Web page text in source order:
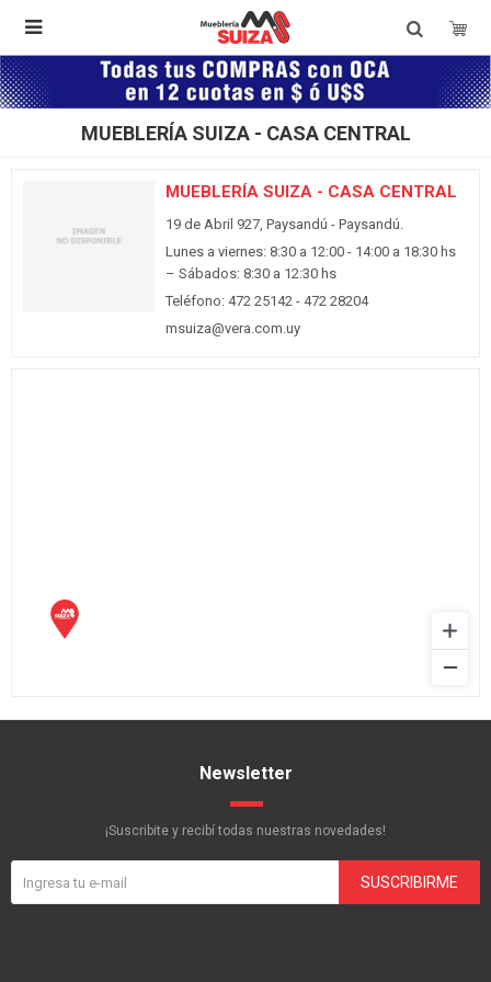

MUEBLERÍA SUIZA - CASA CENTRAL
MUEBLERÍA SUIZA - CASA CENTRAL
19 de Abril 927, Paysandú - Paysandú.
Lunes a viernes: 8:30 a 12:00 - 14:00 a 18:30 hs
– Sábados: 8:30 a 12:30 hs
Teléfono: 472 25142 - 472 28204
msuiza@vera.com.uy
Newsletter
¡Suscribite y recibí todas nuestras novedades!
SUSCRIBIRME